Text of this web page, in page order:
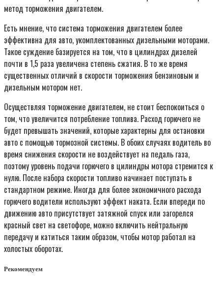
метод торможения двигателем.
Есть мнение, что система торможения двигателем более
эффективна для авто, укомплектованных дизельными моторами.
Такое суждение базируется на том, что в цилиндрах дизелей
почти в 1,5 раза увеличена степень сжатия. В то же время
существенных отличий в скорости торможения бензиновым и
дизельным мотором нет.
Осуществляя торможение двигателем, не стоит беспокоиться о
том, что увеличится потребление топлива. Расход горючего не
будет превышать значений, которые характерны для остановки
авто с помощью тормозной системы. В обоих случаях водитель во
время снижения скорости не воздействует на педаль газа,
поэтому уровень подачи горючего в цилиндры мотора стремится к
нулю. После набора скорости топливо начинает поступать в
стандартном режиме. Иногда для более экономичного расхода
горючего водители используют эффект наката. Если впереди по
движению авто присутствует затяжной спуск или загорелся
красный свет на светофоре, можно включить нейтральную
передачу и катиться таким образом, чтобы мотор работал на
холостых оборотах.
Рекомендуем